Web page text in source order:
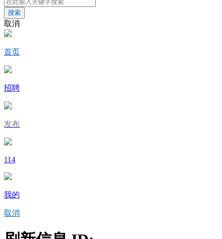
搜索
取消
首页
招聘
发布
114
我的
取消